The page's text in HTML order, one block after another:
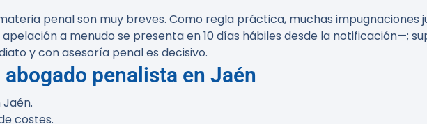
penal son muy breves. Como regla práctica, muchas impugnaciones
a menudo se presenta en10 días hábiles desde la notificación—;
y con asesoría penal es decisivo.
penalista en Jaén
costes.